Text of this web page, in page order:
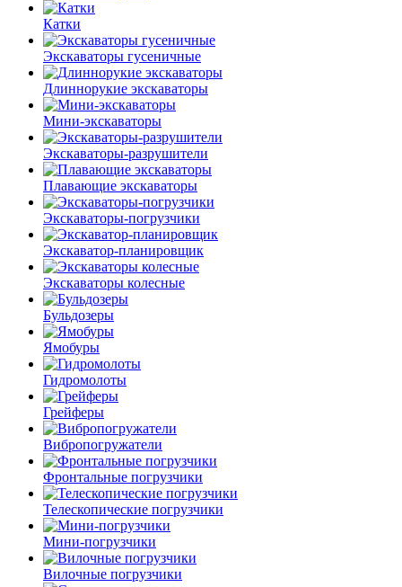
Катки
Экскаваторы гусеничные
Длиннорукие экскаваторы
Мини-экскаваторы
Экскаваторы-разрушители
Плавающие экскаваторы
Экскаваторы-погрузчики
Экскаватор-планировщик
Экскаваторы колесные
Бульдозеры
Ямобуры
Гидромолоты
Грейферы
Вибро­погружатели
Фронтальные погрузчики
Телескопические погрузчики
Мини-погрузчики
Вилочные погрузчики